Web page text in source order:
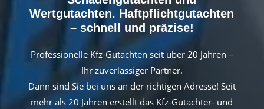
Wertgutachten. Haftpflichtgutachten
– schnell und präzise!
Professionelle Kfz-Gutachten seit über 20 Jahren –
Ihr zuverlässiger Partner.
Dann sind Sie bei uns an der richtigen Adresse! Seit
mehr als 20 Jahren erstellt das Kfz-Gutachter- und